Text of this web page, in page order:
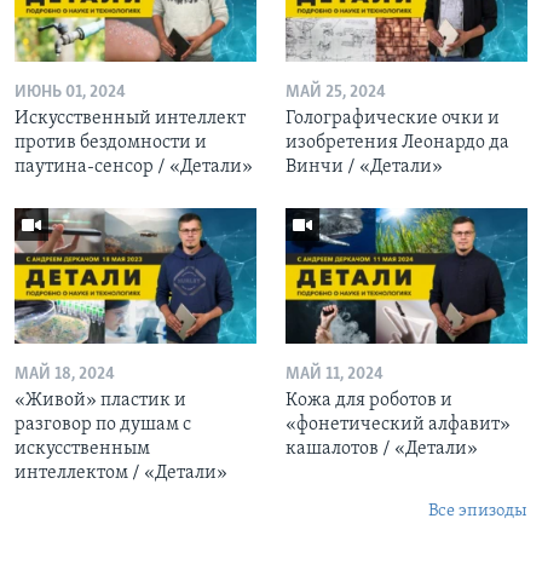
ИЮНЬ 01, 2024
Искусственный интеллект
против бездомности и
паутина-сенсор / «Детали»
МАЙ 25, 2024
Голографические очки и
изобретения Леонардо да
Винчи / «Детали»
МАЙ 18, 2024
«Живой» пластик и
разговор по душам с
искусственным
интеллектом / «Детали»
МАЙ 11, 2024
Кожа для роботов и
«фонетический алфавит»
кашалотов / «Детали»
Все эпизоды